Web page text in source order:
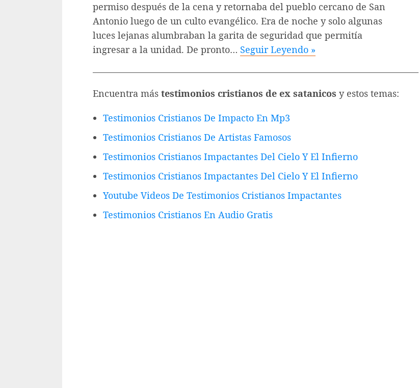
permiso después de la cena y retornaba del pueblo cercano de San
Antonio luego de un culto evangélico. Era de noche y solo algunas
luces lejanas alumbraban la garita de seguridad que permitía
ingresar a la unidad. De pronto… Seguir Leyendo »
———————————————————————————————————–
Encuentra más testimonios cristianos de ex satanicos y estos temas:
Testimonios Cristianos De Impacto En Mp3
Testimonios Cristianos De Artistas Famosos
Testimonios Cristianos Impactantes Del Cielo Y El Infierno
Testimonios Cristianos Impactantes Del Cielo Y El Infierno
Youtube Videos De Testimonios Cristianos Impactantes
Testimonios Cristianos En Audio Gratis